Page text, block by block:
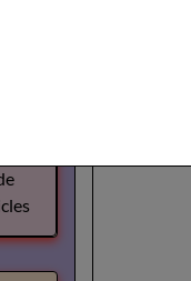
de